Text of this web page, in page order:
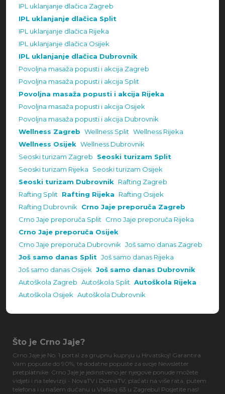
IPL uklanjanje dlačica Zagreb
IPL uklanjanje dlačica Split
IPL uklanjanje dlačica Rijeka
IPL uklanjanje dlačica Osijek
IPL uklanjanje dlačica Dubrovnik
Povoljna masaža popusti i akcija Zagreb
Povoljna masaža popusti i akcija Split
Povoljna masaža popusti i akcija Rijeka
Povoljna masaža popusti i akcija Osijek
Povoljna masaža popusti i akcija Dubrovnik
Wellness Zagreb Wellness Split Wellness Rijeka
Wellness Osijek Wellness Dubrovnik
Seoski turizam Zagreb
Seoski turizam Split
Seoski turizam Rijeka
Seoski turizam Osijek
Seoski turizam Dubrovnik Rafting Zagreb
Rafting Split Rafting Rijeka
Rafting Osijek
Rafting Dubrovnik Crno Jaje preporuča Zagreb
Crno Jaje preporuča Split Crno Jaje preporuča Rijeka
Crno Jaje preporuča Osijek
Crno Jaje preporuča Dubrovnik Još samo danas Zagreb
Još samo danas Split Još samo danas Rijeka
Još samo danas Osijek Još samo danas Dubrovnik
Autoškola Zagreb Autoškola Split Autoškola Rijeka
Autoškola Osijek Autoškola Dubrovnik
Što je Crno Jaje?
Crno Jaje je No. 1 portal za grupnu kupnju u Hrvatskoj! Garantira
Vam popuste do 90%, te dodatne popuste za svoje Newsletter
pretplatnike. Crno Jaje je jedinstveno jer njegove ponude možete
vidjeti i na televiziji - NovaTV i DomaTV, plaćati na više rata, putem
telefona i u našem dućanu u Vlaškoj 63 u Zagrebu! Posjetite nas!